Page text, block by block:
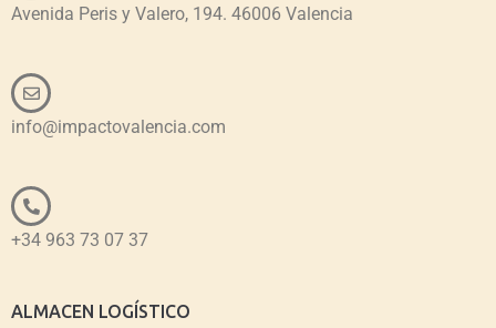
Avenida Peris y Valero, 194. 46006 Valencia
info@impactovalencia.com
+34 963 73 07 37
ALMACEN LOGÍSTICO